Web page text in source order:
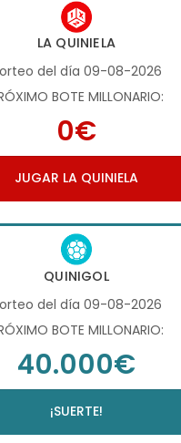
LA QUINIELA
del día 09-08-2026
BOTE MILLONARIO:
0€
JUGAR LA QUINIELA
QUINIGOL
del día 09-08-2026
BOTE MILLONARIO:
40.000€
¡SUERTE!